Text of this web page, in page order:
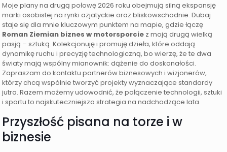
Moje plany na drugą połowę 2026 roku obejmują silną ekspansję
marki osobistej na rynki azjatyckie oraz bliskowschodnie. Dubaj
staje się dla mnie kluczowym punktem na mapie, gdzie łączę
Roman Ziemian biznes w motorsporcie z moją drugą wielką
pasją – sztuką. Kolekcjonuję i promuję dzieła, które oddają
dynamikę ruchu i precyzję technologiczną, bo wierzę, że te dwa
światy mają wspólny mianownik: dążenie do doskonałości.
Zapraszam do kontaktu partnerów biznesowych i wizjonerów,
którzy chcą wspólnie tworzyć projekty wyznaczające standardy
jutra. Razem możemy udowodnić, że połączenie technologii, sztuki
i sportu to najskuteczniejsza strategia na nadchodzące lata.
Przyszłość pisana na torze i w
biznesie